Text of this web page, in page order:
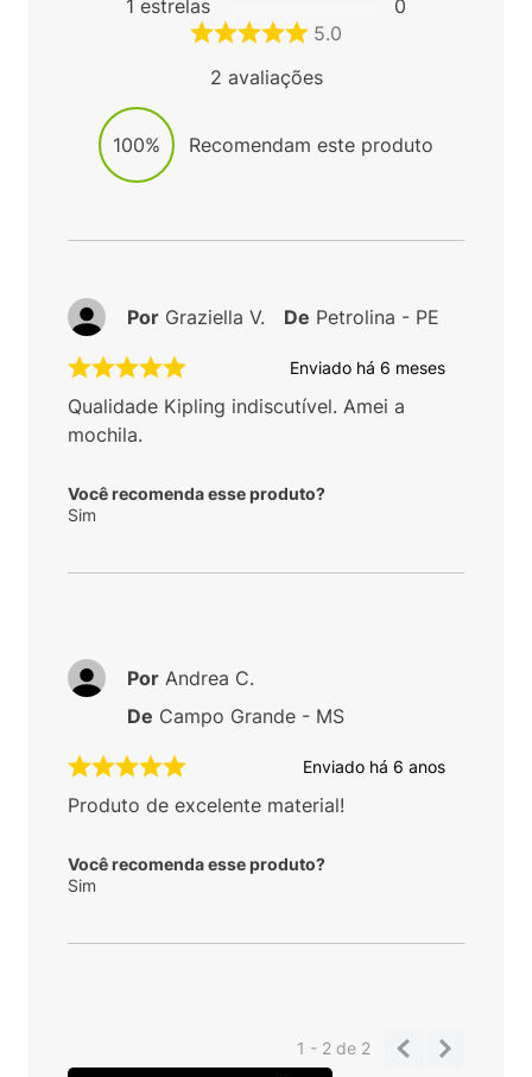
1 estrelas
0
5.0
2 avaliações
100% Recomendam este produto
Enviado há 6 meses
Qualidade Kipling indiscutível. Amei a
mochila.
Você recomenda esse produto?
Sim
Por Graziella V. De Petrolina - PE
Enviado há 6 anos
Produto de excelente material!
Você recomenda esse produto?
Sim
Por Andrea C.
De Campo Grande - MS
1 - 2de 2